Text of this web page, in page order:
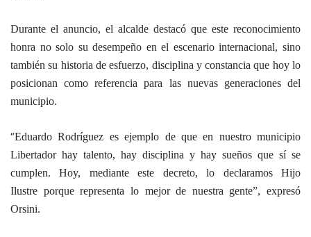
Durante el anuncio, el alcalde destacó que este reconocimiento
honra no solo su desempeño en el escenario internacional, sino
también su historia de esfuerzo, disciplina y constancia que hoy lo
posicionan como referencia para las nuevas generaciones del
municipio.
“Eduardo Rodríguez es ejemplo de que en nuestro municipio
Libertador hay talento, hay disciplina y hay sueños que sí se
cumplen. Hoy, mediante este decreto, lo declaramos Hijo
Ilustre porque representa lo mejor de nuestra gente”, expresó
Orsini.